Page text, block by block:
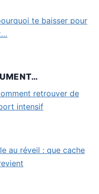
te baisser pour
retrouver de
intensif
au réveil : que cache